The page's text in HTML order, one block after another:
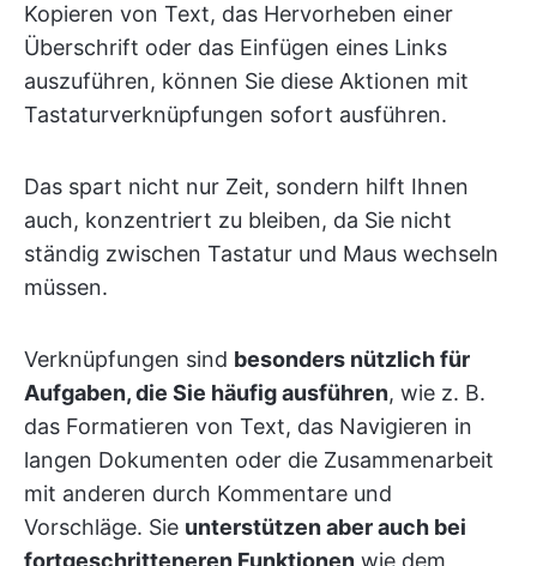
Kopieren von Text, das Hervorheben einer
Überschrift oder das Einfügen eines Links
auszuführen, können Sie diese Aktionen mit
Tastaturverknüpfungen sofort ausführen.
Das spart nicht nur Zeit, sondern hilft Ihnen
auch, konzentriert zu bleiben, da Sie nicht
ständig zwischen Tastatur und Maus wechseln
müssen.
Verknüpfungen sind besonders nützlich für
Aufgaben, die Sie häufig ausführen, wie z. B.
das Formatieren von Text, das Navigieren in
langen Dokumenten oder die Zusammenarbeit
mit anderen durch Kommentare und
Vorschläge. Sie unterstützen aber auch bei
fortgeschritteneren Funktionen wie dem